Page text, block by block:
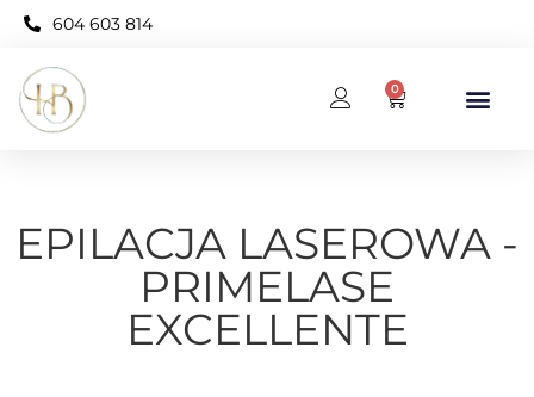
604 603 814
0
EPILACJA LASEROWA -
PRIMELASE
EXCELLENTE